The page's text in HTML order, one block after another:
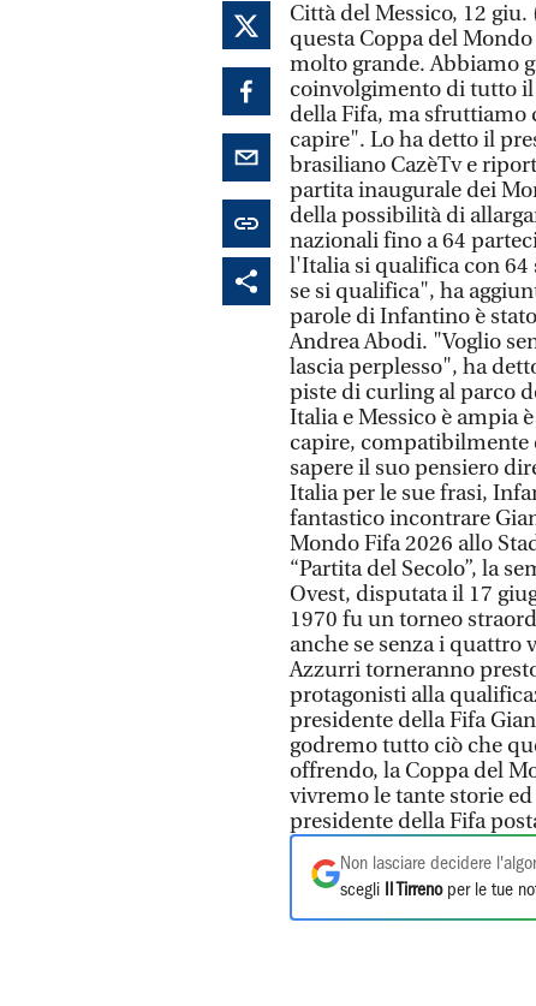
Città del Messico, 12
questa Coppa del
molto grande. Abbiamo
coinvolgimento di tutto il
della Fifa, ma sfruttiamo
capire". Lo ha detto il
brasiliano CazèTv e
partita inaugurale dei
della possibilità di
nazionali fino a 64
l'Italia si qualifica con
se si qualifica", ha
parole di Infantino è
Andrea Abodi. "Voglio
lascia perplesso", ha
piste di curling al parco
Italia e Messico è ampia
capire, compatibilmente
sapere il suo pensiero
Italia per le sue frasi,
fantastico incontrare
Mondo Fifa 2026 allo
“Partita del Secolo”, la
Ovest, disputata il 17
1970 fu un torneo
anche se senza i
Azzurri torneranno
protagonisti alla
presidente della Fifa
godremo tutto ciò che
offrendo, la Coppa del
vivremo le tante storie
presidente della Fifa
Non lasciare decidere
scegli
Il Tirrenoper le tue